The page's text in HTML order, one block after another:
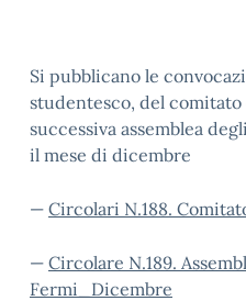
Si pubblicano le
studentesco, del comitato
successiva assemblea
il mese di dicembre
— Circolari N.188.
— Circolare N.189.
Fermi_Dicembre